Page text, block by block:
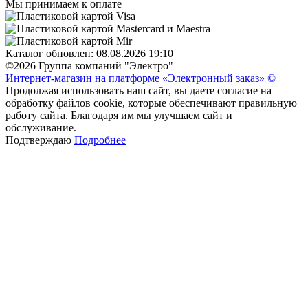
Мы принимаем к оплате
Каталог обновлен: 08.08.2026 19:10
©2026 Группа компаний "Электро"
Интернет-магазин на платформе «Электронный заказ» ©
Продолжая использовать наш сайт, вы даете согласие на
обработку файлов cookie, которые обеспечивают правильную
работу сайта. Благодаря им мы улучшаем сайт и
обслуживание.
Подтверждаю Подробнее